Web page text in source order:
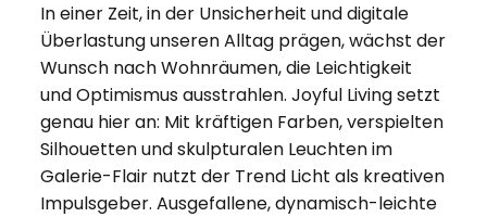
In einer Zeit, in der Unsicherheit und digitale
Überlastung unseren Alltag prägen, wächst der
Wunsch nach Wohnräumen, die Leichtigkeit
und Optimismus ausstrahlen. Joyful Living setzt
genau hier an: Mit kräftigen Farben, verspielten
Silhouetten und skulpturalen Leuchten im
Galerie-Flair nutzt der Trend Licht als kreativen
Impulsgeber. Ausgefallene, dynamisch-leichte